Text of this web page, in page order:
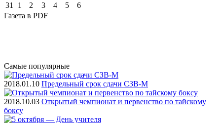
31
1 2 3 4 5
6
Газета в PDF
Самые популярные
2018.01.10 Предельный срок сдачи СЗВ-М
2018.10.03 Открытый чемпионат и первенство по тайскому
боксу